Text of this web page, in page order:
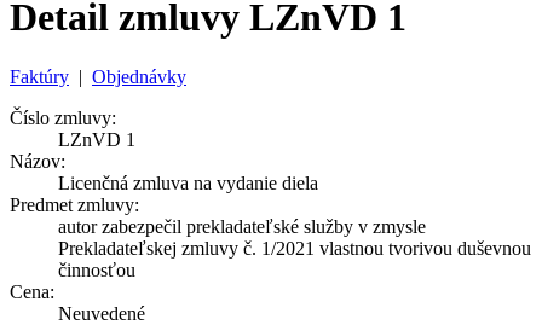
Detail zmluvy LZnVD 1
Faktúry | Objednávky
Číslo zmluvy:
LZnVD 1
Názov:
Licenčná zmluva na vydanie diela
Predmet zmluvy:
autor zabezpečil prekladateľské služby v zmysle
Prekladateľskej zmluvy č. 1/2021 vlastnou tvorivou duševnou
činnosťou
Cena:
Neuvedené